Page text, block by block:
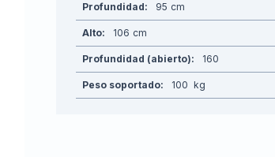
Profundidad 95
Alto 106
Profundidad (abierto) 160
Peso soportado 100